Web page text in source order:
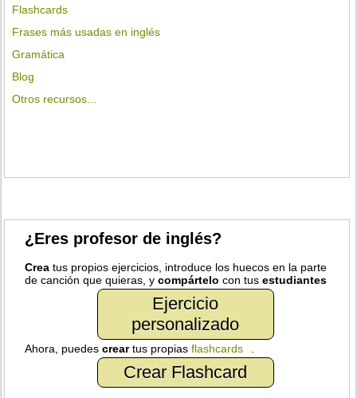
Flashcards
Frases más usadas en inglés
Gramática
Blog
Otros recursos...
¿Eres profesor de inglés?
Crea tus propios ejercicios, introduce los huecos en la parte
de canción que quieras, ycompártelo con tusestudiantes
Ejercicio
personalizado
Ahora, puedescreartus propiasflashcards
Crear Flashcard